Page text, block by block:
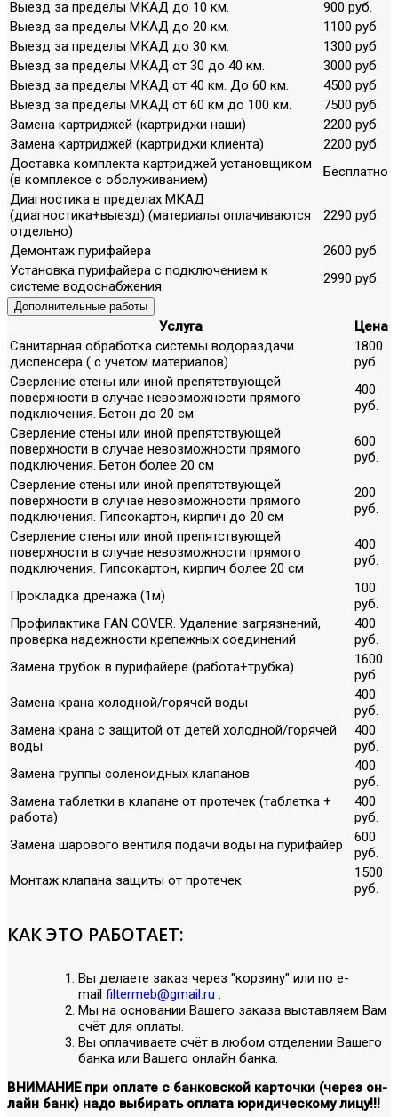
Выезд за пределы МКАД до 10 км.
900 руб.
Выезд за пределы МКАД до 20 км.
1100 руб.
Выезд за пределы МКАД до 30 км.
1300 руб.
Выезд за пределы МКАД от 30 до 40 км.
3000 руб.
Выезд за пределы МКАД от 40 км. До 60 км.
4500 руб.
Выезд за пределы МКАД от 60 км до 100 км.
7500 руб.
Замена картриджей (картриджи наши)
2200 руб.
Замена картриджей (картриджи клиента)
2200 руб.
Доставка комплекта картриджей установщиком
(в комплексе с обслуживанием)
Бесплатно
Диагностика в пределах МКАД
(диагностика+выезд) (материалы оплачиваются
отдельно)
2290 руб.
Демонтаж пурифайера
2600 руб.
Установка пурифайера с подключением к
системе водоснабжения
2990 руб.
Дополнительные работы
Услуга
Цена
Санитарная обработка системы водораздачи
диспенсера ( с учетом материалов)
1800
руб.
Сверление стены или иной препятствующей
поверхности в случае невозможности прямого
подключения. Бетон до 20 см
400
руб.
Сверление стены или иной препятствующей
поверхности в случае невозможности прямого
подключения. Бетон более 20 см
600
руб.
Сверление стены или иной препятствующей
поверхности в случае невозможности прямого
подключения. Гипсокартон, кирпич до 20 см
200
руб.
Сверление стены или иной препятствующей
поверхности в случае невозможности прямого
подключения. Гипсокартон, кирпич более 20 см
400
руб.
Прокладка дренажа (1м)
100
руб.
Профилактика FAN COVER. Удаление загрязнений,
проверка надежности крепежных соединений
400
руб.
Замена трубок в пурифайере (работа+трубка)
1600
руб.
Замена крана холодной/горячей воды
400
руб.
Замена крана с защитой от детей холодной/горячей
воды
400
руб.
Замена группы соленоидных клапанов
400
руб.
Замена таблетки в клапане от протечек (таблетка +
работа)
400
руб.
Замена шарового вентиля подачи воды на пурифайер
600
руб.
Монтаж клапана защиты от протечек
1500
руб.
КАК ЭТО РАБОТАЕТ:
Вы делаете заказ через "корзину" или по е-
mail filtermeb@gmail.ru .
Мы на основании Вашего заказа выставляем Вам
счёт для оплаты.
Вы оплачиваете счёт в любом отделении Вашего
банка или Вашего онлайн банка.
ВНИМАНИЕ при оплате с банковской карточки (через он-
лайн банк) надо выбирать оплата юридическому лицу!!!